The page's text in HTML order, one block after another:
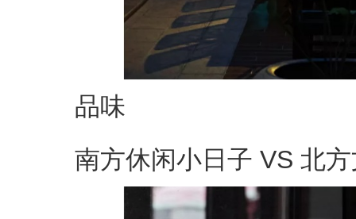
品味
南方休闲小日子 VS 北方